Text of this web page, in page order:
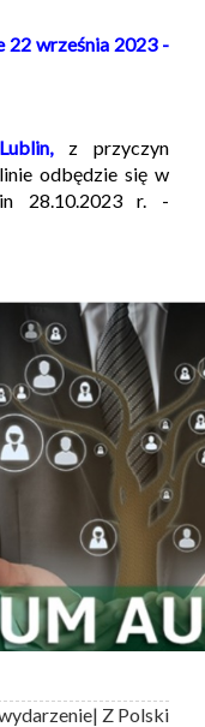
22 września 2023 -
z przyczyn
odbędzie się w
28.10.2023 r. -
| Z Polski